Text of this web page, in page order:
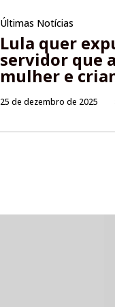
Últimas Notícias
Lula quer
servidor que
mulher e
25 de dezembro de 2025